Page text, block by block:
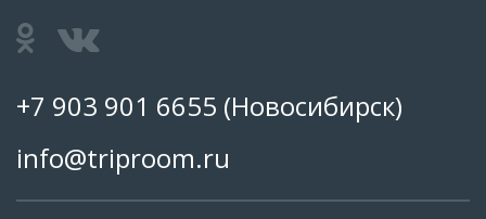
+7 903 901 6655 (Новосибирск)
info@triproom.ru